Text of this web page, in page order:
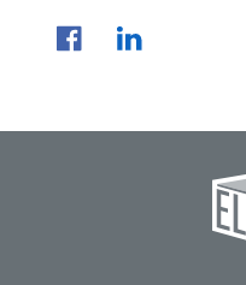
مشاركة المقال
فيسبوكلينكد إن